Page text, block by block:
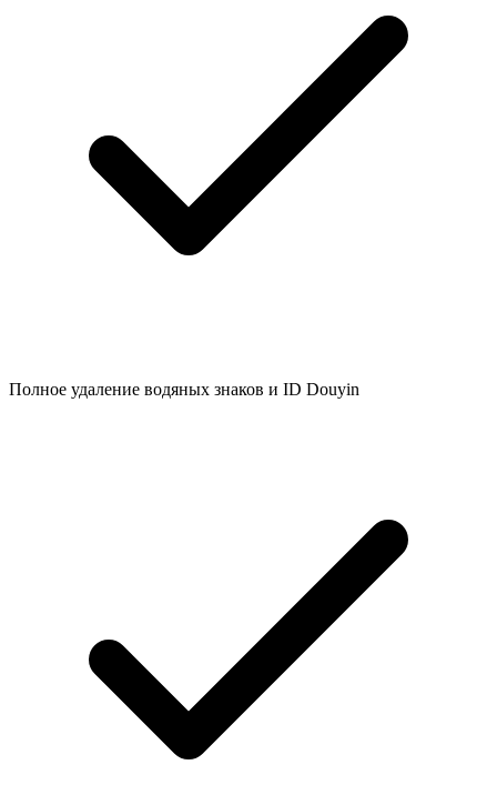
Полное удаление водяных знаков и ID Douyin